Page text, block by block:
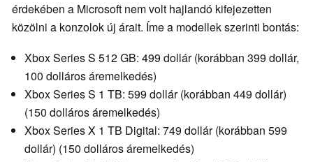
érdekében a Microsoft nem volt hajlandó kifejezetten
közölni a konzolok új árait. Íme a modellek szerinti bontás:
Xbox Series S 512 GB: 499 dollár (korábban 399 dollár,
100 dolláros áremelkedés)
Xbox Series S 1 TB: 599 dollár (korábban 449 dollár)
(150 dolláros áremelkedés)
Xbox Series X 1 TB Digital: 749 dollár (korábban 599
dollár) (150 dolláros áremelkedés)